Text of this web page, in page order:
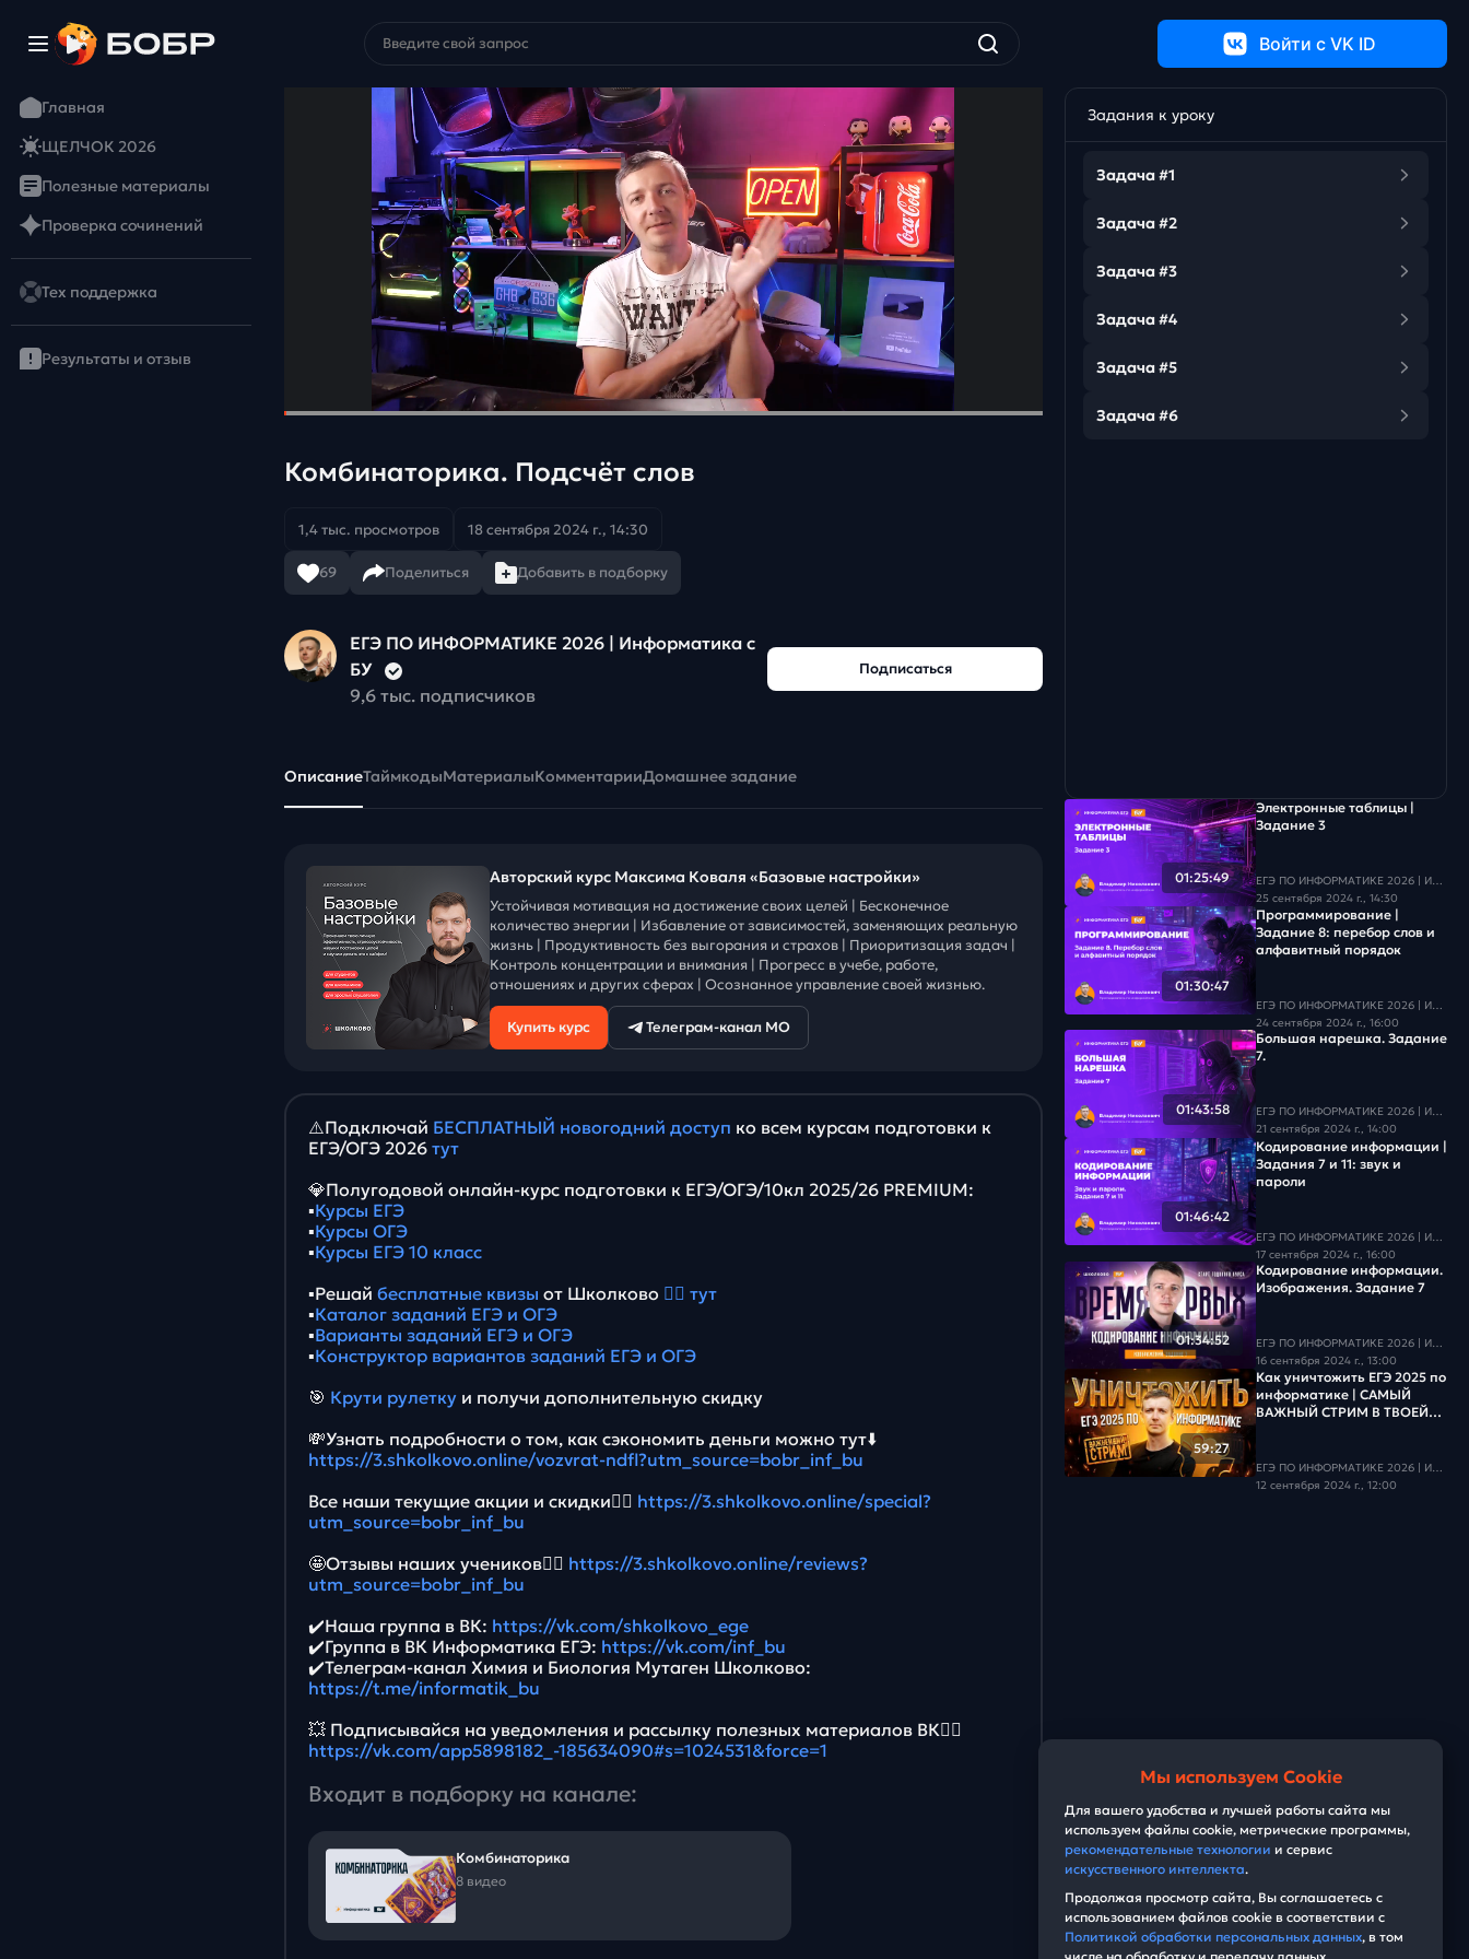
Войти c VK ID
Главная
ЩЕЛЧОК 2026
Полезные материалы
Проверка сочинений
Тех поддержка
Результаты и отзыв
Комбинаторика. Подсчёт слов
1,4 тыс. просмотров 18 сентября 2024 г., 14:30
69 Поделиться Добавить в подборку
ЕГЭ ПО ИНФОРМАТИКЕ 2026 | Информатика с
БУ
9,6 тыс. подписчиков
Подписаться
ОписаниеТаймкодыМатериалыКомментарииДомашнее задание
Авторский курс Максима Коваля «Базовые настройки»
Устойчивая мотивация на достижение своих целей | Бесконечное
количество энергии | Избавление от зависимостей, заменяющих реальную
жизнь | Продуктивность без выгорания и страхов | Приоритизация задач |
Контроль концентрации и внимания | Прогресс в учебе, работе,
отношениях и других сферах | Осознанное управление своей жизнью.
Купить курс Телеграм-канал МО
⚠️Подключай БЕСПЛАТНЫЙ новогодний доступ ко всем курсам подготовки к
ЕГЭ/ОГЭ 2026 тут
💎Полугодовой онлайн-курс подготовки к ЕГЭ/ОГЭ/10кл 2025/26 PREMIUM:
▪️Курсы ЕГЭ
▪️Курсы ОГЭ
▪️Курсы ЕГЭ 10 класс
▪️Решай бесплатные квизы от Школково 👉🏻 тут
▪️Каталог заданий ЕГЭ и ОГЭ
▪️Варианты заданий ЕГЭ и ОГЭ
▪️Конструктор вариантов заданий ЕГЭ и ОГЭ
🎯 Крути рулетку и получи дополнительную скидку
💸Узнать подробности о том, как сэкономить деньги можно тут⬇️
https://3.shkolkovo.online/vozvrat-ndfl?utm_source=bobr_inf_bu
Все наши текущие акции и скидки👉🏻 https://3.shkolkovo.online/special?
utm_source=bobr_inf_bu
🤩Отзывы наших учеников👉🏻 https://3.shkolkovo.online/reviews?
utm_source=bobr_inf_bu
✔️Наша группа в ВК: https://vk.com/shkolkovo_ege
✔️Группа в ВК Информатика ЕГЭ: https://vk.com/inf_bu
✔️Телеграм-канал Химия и Биология Мутаген Школково:
https://t.me/informatik_bu
💥 Подписывайся на уведомления и рассылку полезных материалов ВК👉🏻
https://vk.com/app5898182_-185634090#s=1024531&force=1
Входит в подборку на канале:
Комбинаторика
8 видео
Задания к уроку
Задача #1
Задача #2
Задача #3
Задача #4
Задача #5
Задача #6
01:25:49
Электронные таблицы |
Задание 3
ЕГЭ ПО ИНФОРМАТИКЕ 2026 | Информатика с БУ
25 сентября 2024 г., 14:30
01:30:47
Программирование |
Задание 8: перебор слов и
алфавитный порядок
ЕГЭ ПО ИНФОРМАТИКЕ 2026 | Информатика с БУ
24 сентября 2024 г., 16:00
01:43:58
Большая нарешка. Задание
7.
ЕГЭ ПО ИНФОРМАТИКЕ 2026 | Информатика с БУ
21 сентября 2024 г., 14:00
01:46:42
Кодирование информации |
Задания 7 и 11: звук и
пароли
ЕГЭ ПО ИНФОРМАТИКЕ 2026 | Информатика с БУ
17 сентября 2024 г., 16:00
01:34:52
Кодирование информации.
Изображения. Задание 7
ЕГЭ ПО ИНФОРМАТИКЕ 2026 | Информатика с БУ
16 сентября 2024 г., 13:00
59:27
Как уничтожить ЕГЭ 2025 по
информатике | САМЫЙ
ВАЖНЫЙ СТРИМ В ТВОЕЙ
ЕГЭ ПО ИНФОРМАТИКЕ 2026 | Информатика с БУ
12 сентября 2024 г., 12:00
Мы используем Cookie
Для вашего удобства и лучшей работы сайта мы
используем файлы cookie, метрические программы,
рекомендательные технологии и сервис
искусственного интеллекта.
Продолжая просмотр сайта, Вы соглашаетесь с
использованием файлов cookie в соответствии с
Политикой обработки персональных данных, в том